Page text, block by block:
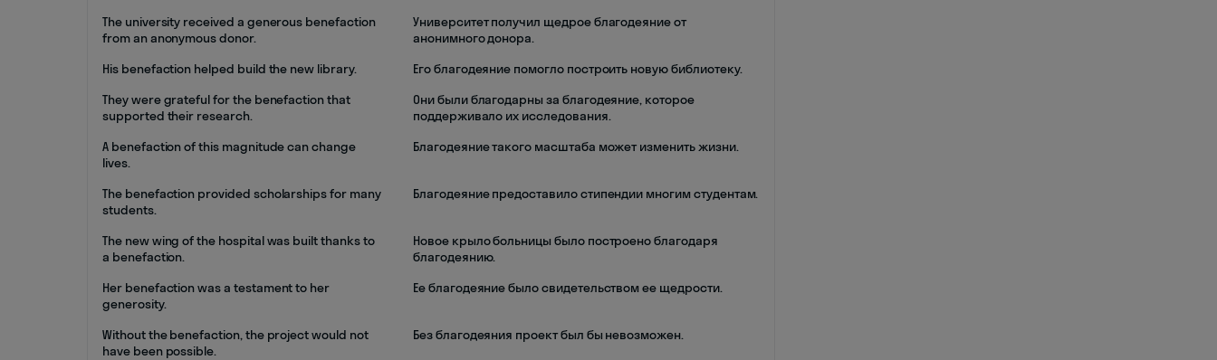
The university received a generous benefaction
from an anonymous donor.
Университет получил щедрое благодеяние от
анонимного донора.
His benefaction helped build the new library.
Его благодеяние помогло построить новую библиотеку.
They were grateful for the benefaction that
supported their research.
Они были благодарны за благодеяние, которое
поддерживало их исследования.
A benefaction of this magnitude can change
lives.
Благодеяние такого масштаба может изменить жизни.
The benefaction provided scholarships for many
students.
Благодеяние предоставило стипендии многим студентам.
The new wing of the hospital was built thanks to
a benefaction.
Новое крыло больницы было построено благодаря
благодеянию.
Her benefaction was a testament to her
generosity.
Ее благодеяние было свидетельством ее щедрости.
Without the benefaction, the project would not
have been possible.
Без благодеяния проект был бы невозможен.